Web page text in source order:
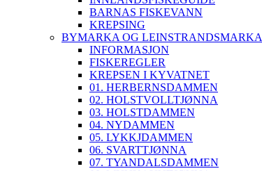
BARNAS FISKEVANN
KREPSING
BYMARKA OG LEINSTRANDSMARKA
INFORMASJON
FISKEREGLER
KREPSEN I KYVATNET
01. HERBERNSDAMMEN
02. HOLSTVOLLTJØNNA
03. HOLSTDAMMEN
04. NYDAMMEN
05. LYKKJDAMMEN
06. SVARTTJØNNA
07. TYANDALSDAMMEN